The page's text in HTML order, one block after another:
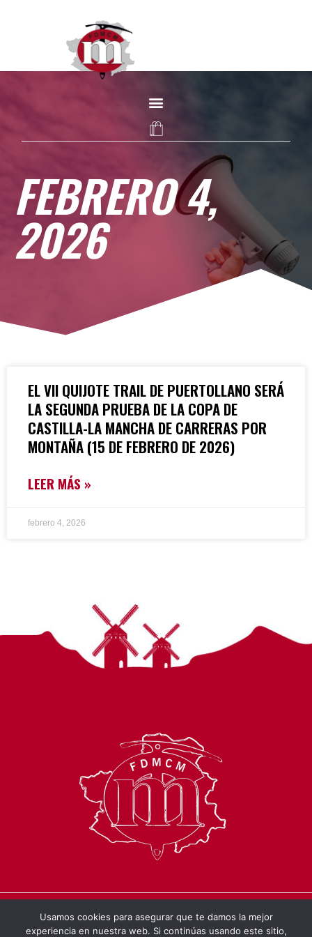
FEBRERO 4,
2026
EL VII QUIJOTE TRAIL DE PUERTOLLANO SERÁ
LA SEGUNDA PRUEBA DE LA COPA DE
CASTILLA-LA MANCHA DE CARRERAS POR
MONTAÑA (15 DE FEBRERO DE 2026)
LEER MÁS »
febrero 4, 2026
© 2026 Federación de Deportes de
Usamos cookies para asegurar que te damos la mejor
experiencia en nuestra web. Si continúas usando este sitio,